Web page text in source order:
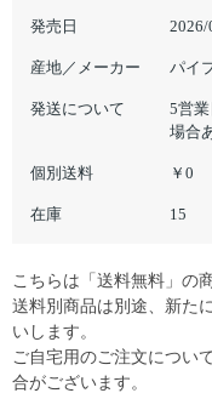
発売日 2026/
産地／メーカー パイ
発送について
5営
場合
個別送料 ￥0
在庫 15
こちらは「送料無料」の
送料別商品は別途、新た
いします。
ご自宅用のご注文につい
合がございます。